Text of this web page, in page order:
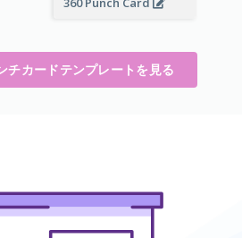
チカードテンプレートを見る